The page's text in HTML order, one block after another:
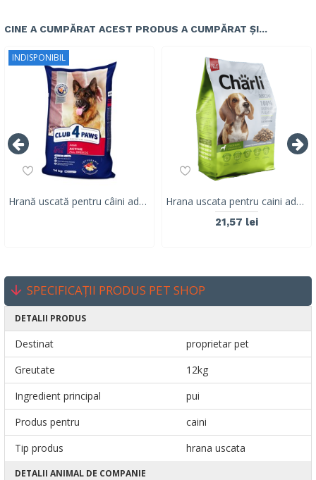
CINE A CUMPĂRAT ACEST PRODUS A CUMPĂRAT ȘI...
INDISPONIBIL
Hrană uscată pentru câini adulți activi, Club 4 Paws PREMIUM, găină, 14 kg Hrana uscata pentru caini adulti CHARLI, carne mix, 2.5KG
21,57 lei
SPECIFICAȚII PRODUS PET SHOP
DETALII PRODUS
Destinat
proprietar pet
Greutate
12kg
Ingredient principal
pui
Produs pentru
caini
Tip produs
hrana uscata
DETALII ANIMAL DE COMPANIE